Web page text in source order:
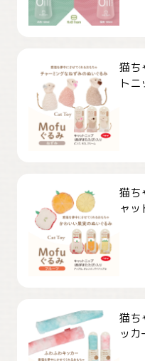
猫ち
ト
猫ち
ャッ
猫ち
ッ